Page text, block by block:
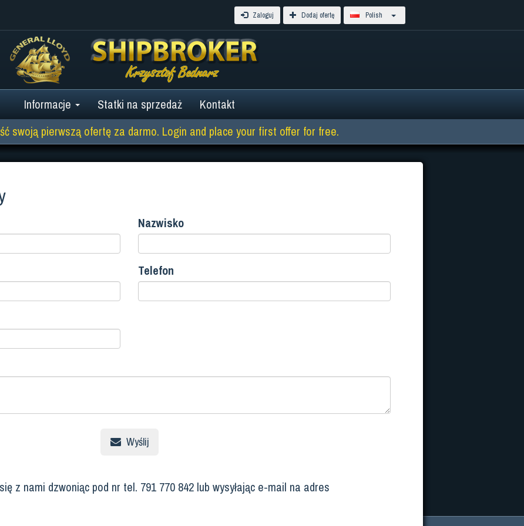
Zaloguj Dodaj ofertę Polish
Informacje Statki na sprzedaż
Kontakt
swoją pierwszą ofertę za darmo. Login and place your first offer for free.
Nazwisko
Telefon
Wyślij
z nami dzwoniąc pod nr tel. 791 770 842 lub wysyłając e-mail na adres